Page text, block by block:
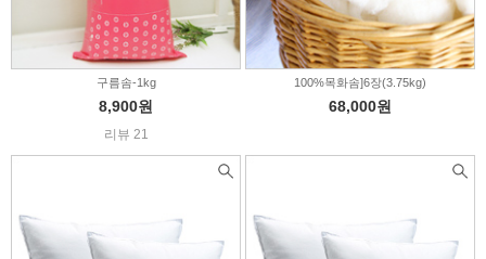
구름솜-1kg
8,900원
리뷰 21
100%목화솜]6장(3.75kg)
68,000원